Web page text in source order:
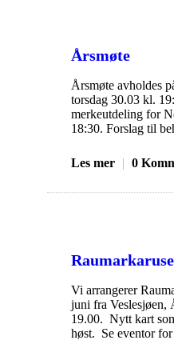
Årsmøte
Årsmøte avholdes
torsdag 30.03 kl.
merkeutdeling for
18:30. Forslag til
Les mer | 0
Vi arrangerer
juni fra Veslesjøen,
19.00. Nytt kart
høst. Se eventor